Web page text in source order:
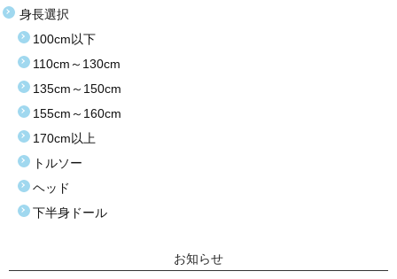
身長選択
100cm以下
110cm～130cm
135cm～150cm
155cm～160cm
170cm以上
トルソー
ヘッド
下半身ドール
お知らせ